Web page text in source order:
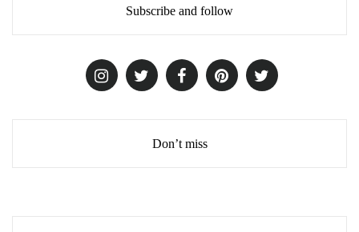
Subscribe and follow
Don’t miss